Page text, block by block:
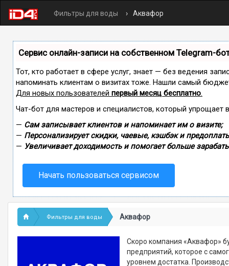
Фильтры для воды Аквафор
Сервис онлайн-записи на собственном Telegram-
Тот, кто работает в сфере услуг, знает — без ведения
напоминать клиентам о визитах тоже. Нашли самый
Для новых пользователей первый месяц бесплатно.
Чат-бот для мастеров и специалистов, который упрощает
— Сам записывает клиентов и напоминает им о визите;
— Персонализирует скидки, чаевые, кэшбэк и
— Увеличивает доходимость и помогает больше
Начать пользоваться сервисом
Фильтры для воды Аквафор
Скоро компания «Аквафор»
предприятий, которое с
уровнем достатка.